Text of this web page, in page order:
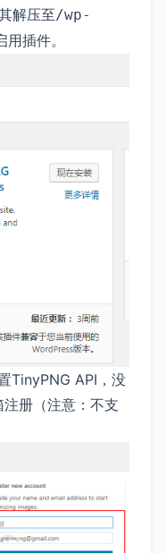
解压至/wp-
插件。
TinyPNG API，没
册（注意：不支